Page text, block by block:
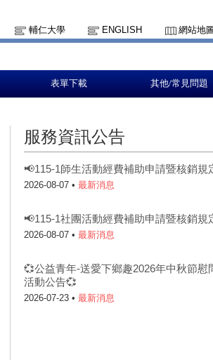
輔仁大學 ENGLISH 網站地圖
表單下載 其他/常見問題
服務資訊公告
📢115-1師生活動經費補助申請暨核銷規
2026-08-07 • 最新消息
📢115-1社團活動經費補助申請暨核銷規
2026-08-07 • 最新消息
💞公益青年-送愛下鄉趣2026年中秋節慰
活動公告💞
2026-07-23 • 最新消息